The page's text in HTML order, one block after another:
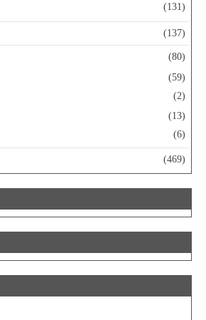
(131)
(137)
(80)
(59)
(2)
(13)
(6)
(469)